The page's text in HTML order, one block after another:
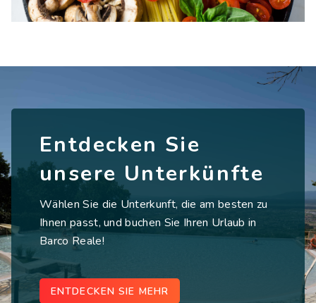
Entdecken Sie
unsere Unterkünfte
Wählen Sie die Unterkunft, die am besten zu
Ihnen passt, und buchen Sie Ihren Urlaub in
Barco Reale!
ENTDECKEN SIE MEHR